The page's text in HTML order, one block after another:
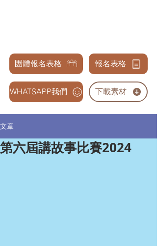
團體報名表格 報名表格
WHATSAPP我們 下載素材
文章
第六屆講故事比賽2024